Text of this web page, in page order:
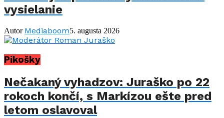
vysielanie
Autor Mediaboom5. augusta 2026
Pikošky
Nečakaný vyhadzov: Juraško po 22
rokoch končí, s Markízou ešte pred
letom oslavoval